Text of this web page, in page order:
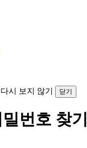
시 보지 않기 닫기
번호 찾기